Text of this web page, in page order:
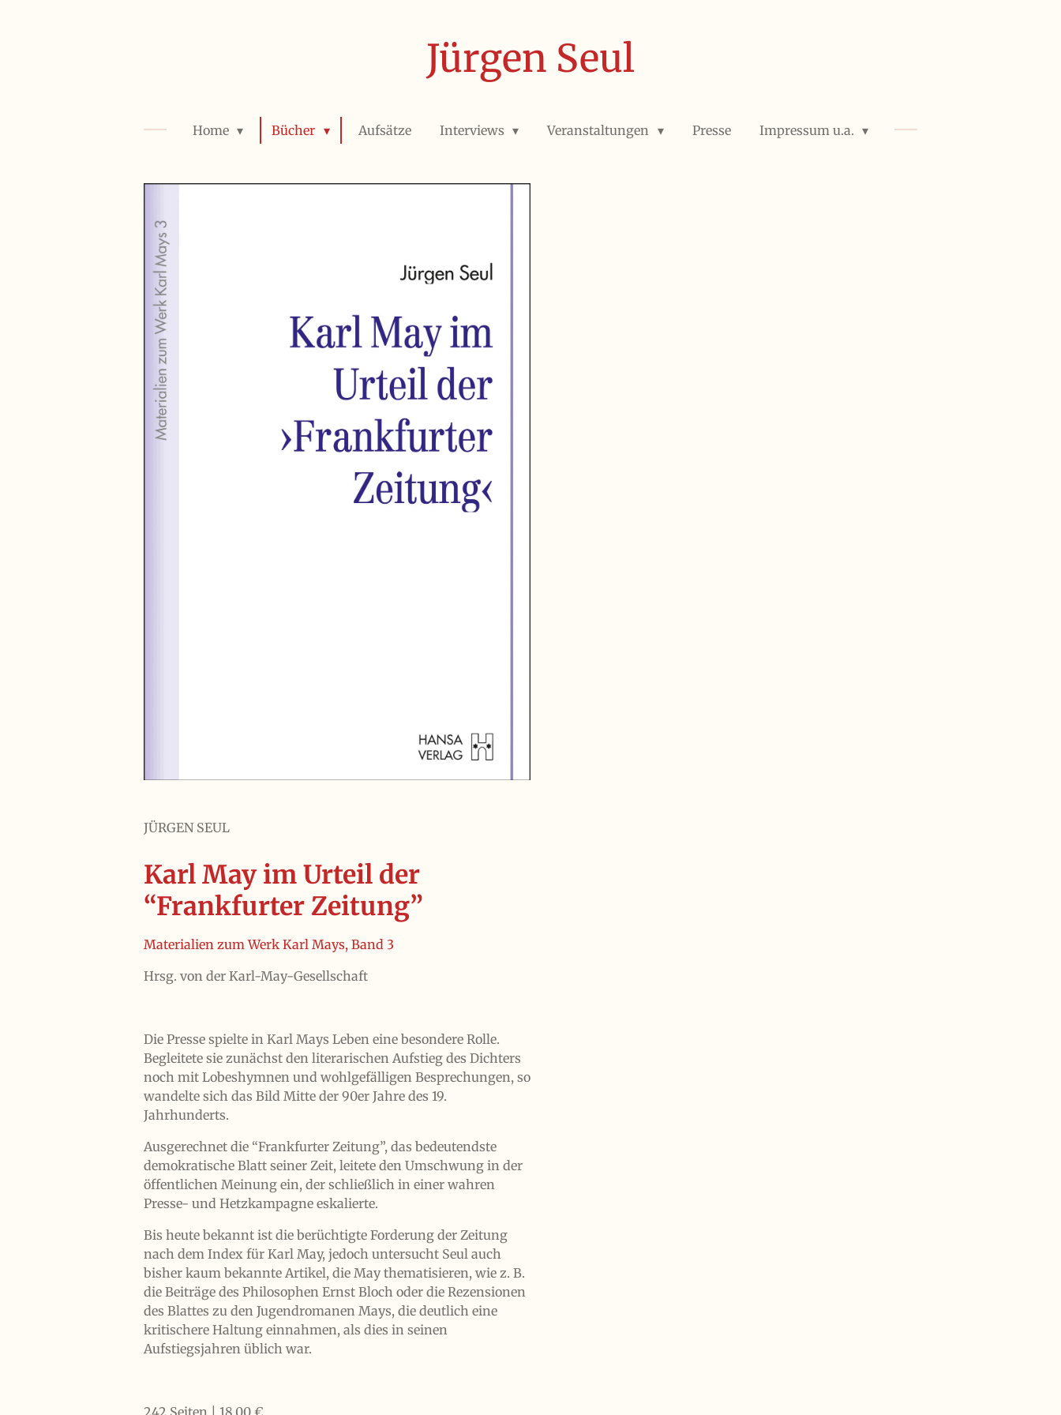
Jürgen Seul
Home Bücher Aufsätze Interviews Veranstaltungen Presse Impressum u.a.
JÜRGEN SEUL
Karl May im Urteil der
“Frankfurter Zeitung”
Materialien zum Werk Karl Mays, Band 3
Hrsg. von der Karl-May-Gesellschaft
Die Presse spielte in Karl Mays Leben eine besondere Rolle.
Begleitete sie zunächst den literarischen Aufstieg des Dichters
noch mit Lobeshymnen und wohlgefälligen Besprechungen, so
wandelte sich das Bild Mitte der 90er Jahre des 19.
Jahrhunderts.
Ausgerechnet die “Frankfurter Zeitung”, das bedeutendste
demokratische Blatt seiner Zeit, leitete den Umschwung in der
öffentlichen Meinung ein, der schließlich in einer wahren
Presse- und Hetzkampagne eskalierte.
Bis heute bekannt ist die berüchtigte Forderung der Zeitung
nach dem Index für Karl May, jedoch untersucht Seul auch
bisher kaum bekannte Artikel, die May thematisieren, wie z. B.
die Beiträge des Philosophen Ernst Bloch oder die Rezensionen
des Blattes zu den Jugendromanen Mays, die deutlich eine
kritischere Haltung einnahmen, als dies in seinen
Aufstiegsjahren üblich war.